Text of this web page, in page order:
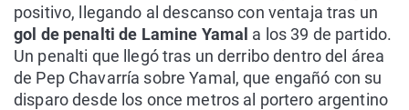
positivo, llegando al descanso con ventaja tras un
gol de penalti de Lamine Yamal a los 39 de partido.
Un penalti que llegó tras un derribo dentro del área
de Pep Chavarría sobre Yamal, que engañó con su
disparo desde los once metros al portero argentino